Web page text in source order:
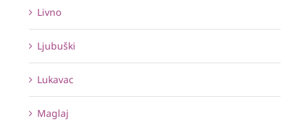
Livno
Ljubuški
Lukavac
Maglaj